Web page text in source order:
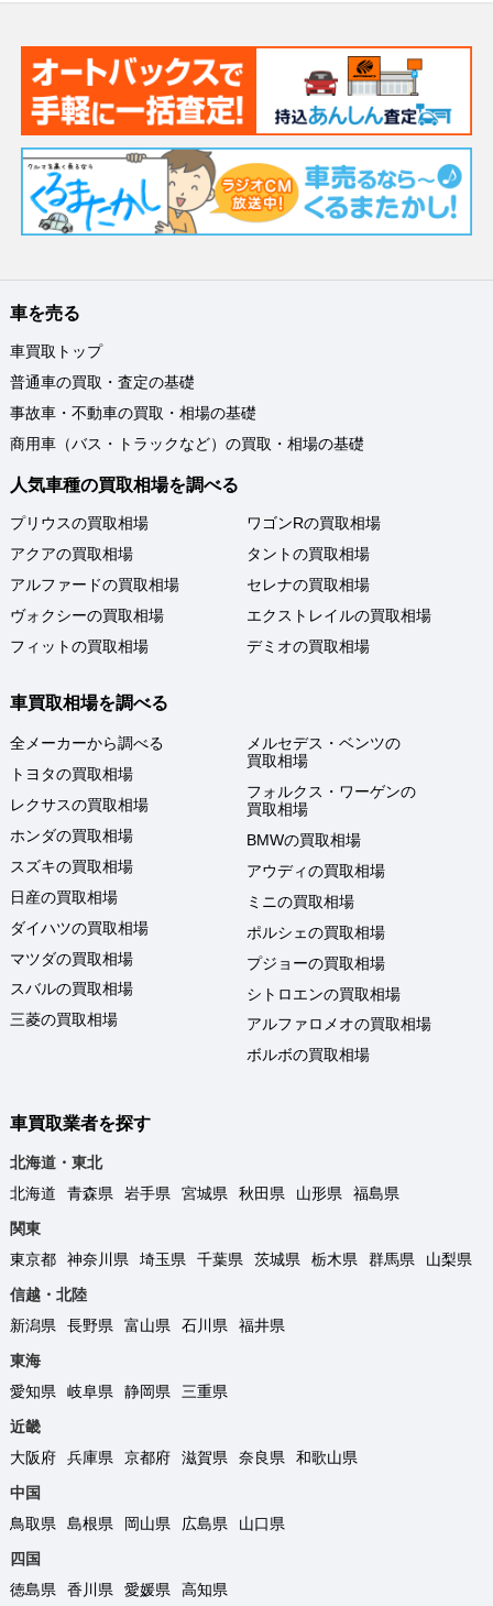
車を売る
車買取トップ
普通車の買取・査定の基礎
事故車・不動車の買取・相場の基礎
商用車（バス・トラックなど）の買取・相場の基礎
人気車種の買取相場を調べる
プリウスの買取相場
アクアの買取相場
アルファードの買取相場
ヴォクシーの買取相場
フィットの買取相場
ワゴンRの買取相場
タントの買取相場
セレナの買取相場
エクストレイルの買取相場
デミオの買取相場
車買取相場を調べる
全メーカーから調べる
トヨタの買取相場
レクサスの買取相場
ホンダの買取相場
スズキの買取相場
日産の買取相場
ダイハツの買取相場
マツダの買取相場
スバルの買取相場
三菱の買取相場
メルセデス・ベンツの
買取相場
フォルクス・ワーゲンの
買取相場
BMWの買取相場
アウディの買取相場
ミニの買取相場
ポルシェの買取相場
プジョーの買取相場
シトロエンの買取相場
アルファロメオの買取相場
ボルボの買取相場
車買取業者を探す
北海道・東北
北海道
青森県 岩手県 宮城県 秋田県 山形県
福島県
関東
東京都
神奈川県 埼玉県 千葉県 茨城県 栃木県 群馬県
山梨県
信越・北陸
新潟県
長野県 富山県 石川県
福井県
東海
愛知県
岐阜県 静岡県
三重県
近畿
大阪府
兵庫県 京都府 滋賀県 奈良県
和歌山県
中国
鳥取県
島根県 岡山県 広島県
山口県
四国
徳島県
香川県 愛媛県
高知県